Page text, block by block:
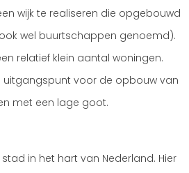
wijk te realiseren die opgebouwd
wel buurtschappen genoemd).
relatief klein aantal woningen.
uitgangspunt voor de opbouw van
met een lage goot.
in het hart van Nederland. Hier